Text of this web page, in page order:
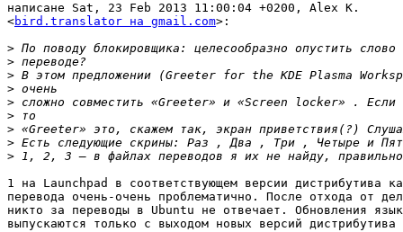
написане Sat, 23 Feb 2013 11:00:04 +0200, Alex K.
<bird.translator на gmail.com>:
>
>
>
>
>
>
>
>
>
1 на Launchpad в соответствующем версии дистрибутива
перевода очень-очень проблематично. После отхода от
никто за переводы в Ubuntu не отвечает. Обновления
выпускаются только с выходом новых версий